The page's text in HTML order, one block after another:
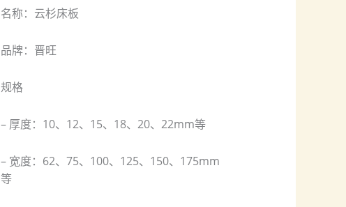
名称：云杉床板
品牌：晋旺
规格
– 厚度：10、12、15、18、20、22mm等
– 宽度：62、75、100、125、150、175mm
等